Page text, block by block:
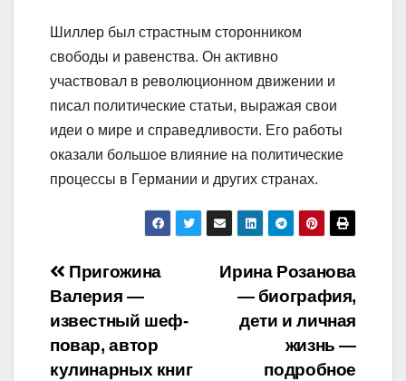
Шиллер был страстным сторонником
свободы и равенства. Он активно
участвовал в революционном движении и
писал политические статьи, выражая свои
идеи о мире и справедливости. Его работы
оказали большое влияние на политические
процессы в Германии и других странах.
Навигация
по
записям
Ирина Розанова
— биография,
дети и личная
жизнь —
подробное
Пригожина
Валерия —
известный шеф-
повар, автор
кулинарных книг